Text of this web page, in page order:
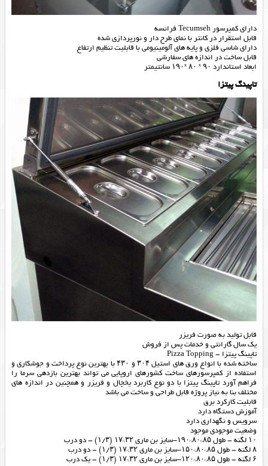
دارای کمپرسور Tecumseh فرانسه
قابل استقرار در کانتر با نمای طرح دار و نورپردازی شده
دارای شاسی فلزی و پایه های آلومینیومی با قابلیت تنظیم ارتفاع
قابل ساخت در اندازه های سفارشی
ابعاد استاندارد ۱۹۰ˣ ۸۰ ˣ ۹۰ سانتیمتر
تاپینگ پیتزا
قابل تولید به صورت فریزر
یک سال گارانتی و خدمات پس از فروش
تاپینگ پیتزا – Pizza Topping
ساخته شده با انواع ورق های استیل ۳۰۴ و ۴۳۰ با بهترین نوع پرداخت و جوشکاری و
استفاده از کمپرسورهای ساخت کشورهای اروپایی می تواند بهترین بازدهی سرما را
فراهم آورد تاپینگ پیتزا با دو نوع کاربرد یخچال و فریزر و همچنین در اندازه های
مختلف بنا به نیاز پروژه قابل طراحی و ساخت می باشد
قابلیت کارکرد برق
آموزش دستگاه دارد
سرویس و نگهداری دارد
وضعیت موجودی موجود
۱۰ لگنه – طول ۸۵*۸۰*۱۹۰-سایز بن ماری ۳۲*۱۷ (۱/۳) – دو درب
۸ لگنه – طول ۸۵*۸۰*۱۵۰-سایز بن ماری ۳۲*۱۷ (۱/۳) – دو درب
۶ لگنه – طول ۸۵*۸۰*۱۲۰-سایز بن ماری ۳۲*۱۷ (۱/۳) – یک درب